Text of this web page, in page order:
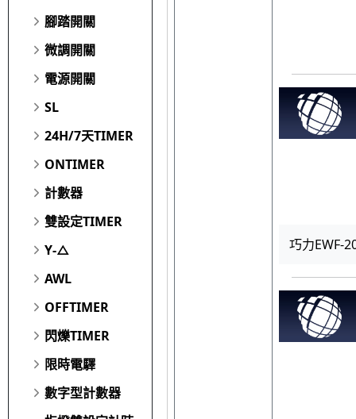
腳踏開關
微調開關
電源開關
SL
24H/7天TIMER
ONTIMER
計數器
雙設定TIMER
Y-△
AWL
OFFTIMER
閃爍TIMER
限時電驛
數字型計數器
巧力EWF-